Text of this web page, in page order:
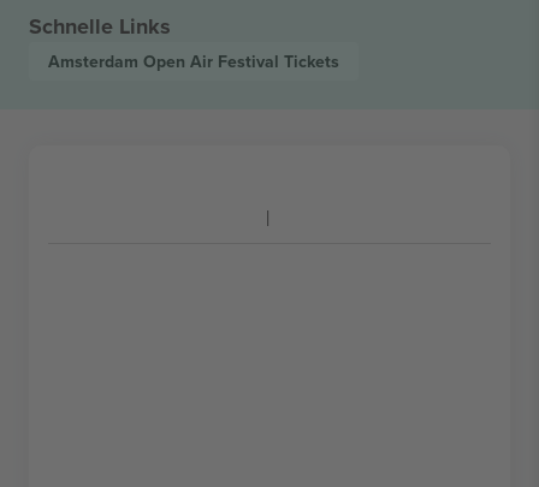
Schnelle Links
Amsterdam Open Air Festival Tickets